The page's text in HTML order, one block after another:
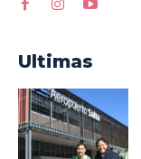
Ultimas